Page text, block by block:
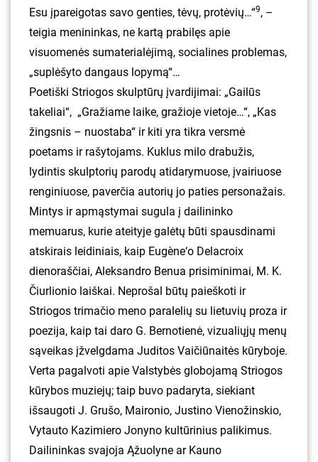
Esu įpareigotas savo genties, tėvų, protėvių…“9, –
teigia menininkas, ne kartą prabilęs apie
visuomenės sumaterialėjimą, socialines problemas,
„suplėšyto dangaus lopymą“…
Poetiški Striogos skulptūrų įvardijimai: „Gailūs
takeliai“, „Gražiame laike, gražioje vietoje…“, „Kas
žingsnis – nuostaba“ ir kiti yra tikra versmė
poetams ir rašytojams. Kuklus milo drabužis,
lydintis skulptorių parodų atidarymuose, įvairiuose
renginiuose, paverčia autorių jo paties personažais.
Mintys ir apmąstymai sugula į dailininko
memuarus, kurie ateityje galėtų būti spausdinami
atskirais leidiniais, kaip Eugène‘o Delacroix
dienoraščiai, Aleksandro Benua prisiminimai, M. K.
Čiurlionio laiškai. Neprošal būtų paieškoti ir
Striogos trimačio meno paralelių su lietuvių proza ir
poezija, kaip tai daro G. Bernotienė, vizualiųjų menų
sąveikas įžvelgdama Juditos Vaičiūnaitės kūryboje.
Verta pagalvoti apie Valstybės globojamą Striogos
kūrybos muziejų; taip buvo padaryta, siekiant
išsaugoti J. Grušo, Maironio, Justino Vienožinskio,
Vytauto Kazimiero Jonyno kultūrinius palikimus.
Dailininkas svajoja Ąžuolyne ar Kauno